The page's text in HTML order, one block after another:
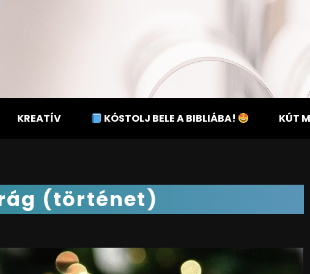
KREATÍV KÓSTOLJ BELE A BIBLIÁBA! KÚT
(történet)